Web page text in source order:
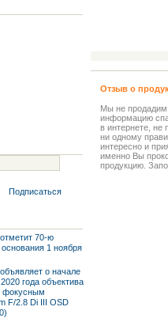
Подписаться
70-ю
1 ноября
о начале
года объектива
фокусным
F/2.8 Di III OSD
Отзыв о
Мы не
информацию
в интернете, не
ни одному
интересно и
именно Вы
продукцию.